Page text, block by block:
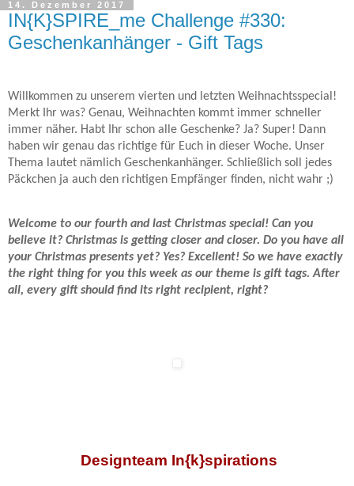
14. Dezember 2017
IN{K}SPIRE_me Challenge #330:
Geschenkanhänger - Gift Tags
Willkommen zu unserem vierten und letzten Weihnachtsspecial!
Merkt Ihr was? Genau, Weihnachten kommt immer schneller
immer näher. Habt Ihr schon alle Geschenke? Ja? Super! Dann
haben wir genau das richtige für Euch in dieser Woche. Unser
Thema lautet nämlich Geschenkanhänger. Schließlich soll jedes
Päckchen ja auch den richtigen Empfänger finden, nicht wahr ;)
Welcome to our fourth and last Christmas special! Can you
believe it? Christmas is getting closer and closer. Do you have all
your Christmas presents yet? Yes? Excellent! So we have exactly
the right thing for you this week as our theme is gift tags. After
all, every gift should find its right recipient, right?
Designteam In{k}spirations